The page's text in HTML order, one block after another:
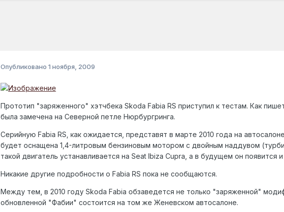
Опубликовано 1 ноября, 2009
Прототип "заряженного" хэтчбека Skoda Fabia RS приступил к тестам. Как
была замечена на Северной петле Нюрбургринга.
Серийную Fabia RS, как ожидается, представят в марте 2010 года на
будет оснащена 1,4-литровым бензиновым мотором с двойным наддувом
такой двигатель устанавливается на Seat Ibiza Cupra, а в будущем он появится
Никакие другие подробности о Fabia RS пока не сообщаются.
Между тем, в 2010 году Skoda Fabia обзаведется не только "заряженной"
обновленной "Фабии" состоится на том же Женевском автосалоне.